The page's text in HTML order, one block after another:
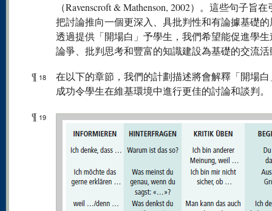
（Ravenscroft & Mathenson, 2002）。這些句子旨
把討論推向一個更深入、具批判性和有論據基礎
透過提供「開場白」予學生，我們希望能促進學
論爭、批判思考和豐富的知識建設為基礎的交流活
¶ 18
在以下的章節，我們的計劃描述將會解釋「開場
成功令學生在維基環境中進行更佳的討論和談判。
¶ 19